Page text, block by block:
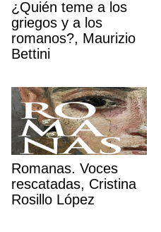
¿Quién teme a los
griegos y a los
romanos?, Maurizio
Bettini
Romanas. Voces
rescatadas, Cristina
Rosillo López